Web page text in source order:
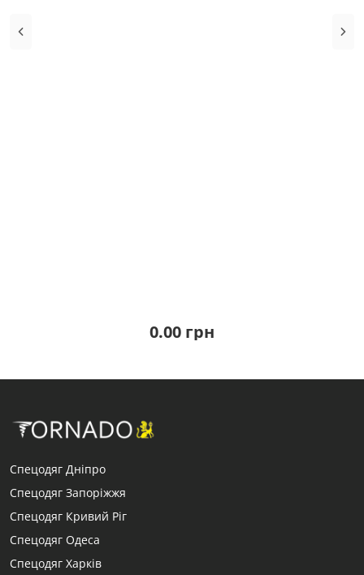
0.00 грн
Спецодяг Дніпро
Спецодяг Запоріжжя
Спецодяг Кривий Ріг
Спецодяг Одеса
Спецодяг Харків